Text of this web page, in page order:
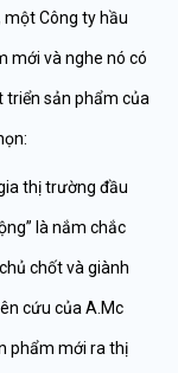
Công ty hầu
mới và nghe nó có
triển sản phẩm của
thị trường đầu
là nắm chắc
chốt và giành
cứu của A.Mc
phẩm mới ra thị